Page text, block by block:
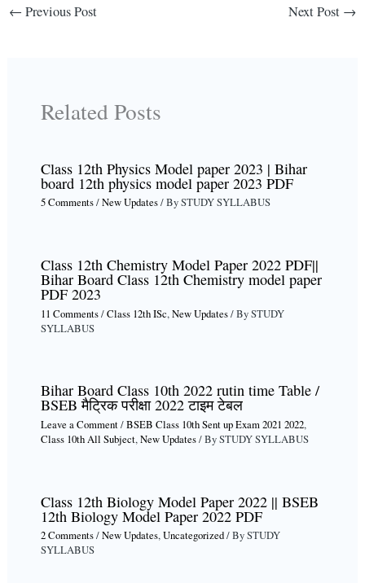
← Previous Post Next Post →
Related Posts
Class 12th Physics Model paper 2023 | Bihar
board 12th physics model paper 2023 PDF
5 Comments/New Updates/ BySTUDY SYLLABUS
Class 12th Chemistry Model Paper 2022 PDF||
Bihar Board Class 12th Chemistry model paper
PDF 2023
11 Comments/Class 12th ISc,New Updates/ BySTUDY
SYLLABUS
Bihar Board Class 10th 2022 rutin time Table /
BSEB मैट्रिक परीक्षा 2022 टाइम टेबल
Leave a Comment/BSEB Class 10th Sent up Exam 2021 2022,
Class 10th All Subject,New Updates/ BySTUDY SYLLABUS
Class 12th Biology Model Paper 2022 || BSEB
12th Biology Model Paper 2022 PDF
2 Comments/New Updates,Uncategorized/ BySTUDY
SYLLABUS